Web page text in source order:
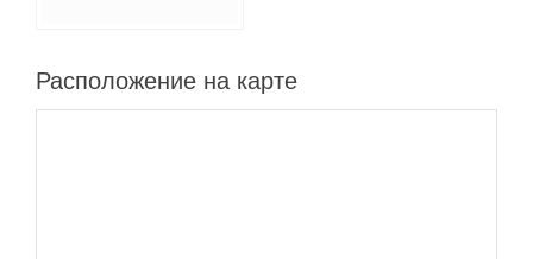
Расположение на карте